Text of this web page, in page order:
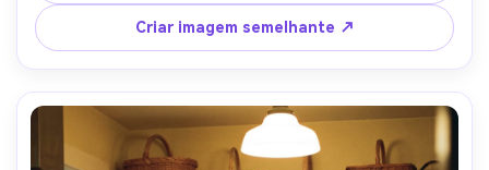
pele fotorealista e textura de tecido, lente de 85mm,
profundidade de campo rasa-AR 4:5
Criar imagem semelhante ↗